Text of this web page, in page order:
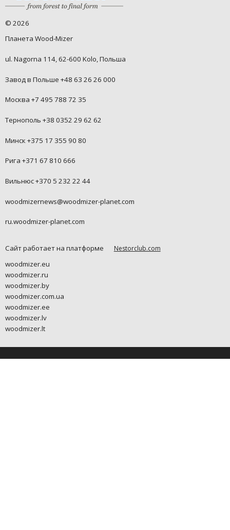
© 2026
Планета Wood-Mizer
ul. Nagorna 114, 62-600 Kolo, Польша
Завод в Польше +48 63 26 26 000
Москва +7 495 788 72 35
Тернополь +38 0352 29 62 62
Минск +375 17 355 90 80
Рига +371 67 810 666
Вильнюс +370 5 232 22 44
woodmizernews@woodmizer-planet.com
ru.woodmizer-planet.com
Сайт работает на платформе Nestorclub.com
woodmizer.eu
woodmizer.ru
woodmizer.by
woodmizer.com.ua
woodmizer.ee
woodmizer.lv
woodmizer.lt